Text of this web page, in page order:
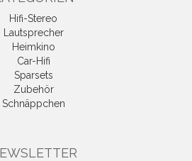
Hifi-Stereo
Lautsprecher
Heimkino
Car-Hifi
Sparsets
Zubehör
Schnäppchen